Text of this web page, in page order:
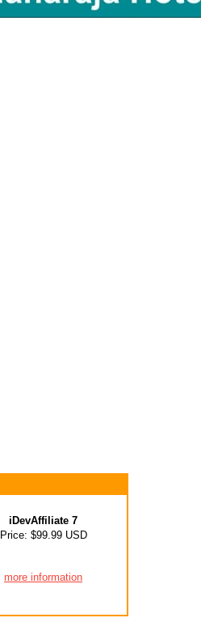
iDevAffiliate 7
Price: $99.99 USD
more information